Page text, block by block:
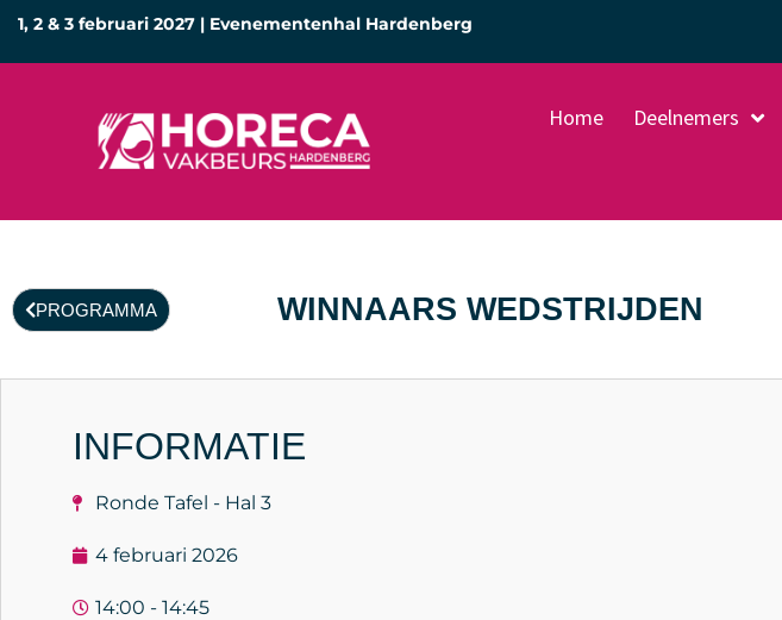
1, 2 & 3 februari 2027 | Evenementenhal Hardenberg
Home Deelnemers
PROGRAMMA WINNAARS WEDSTRIJDEN
INFORMATIE
Ronde Tafel - Hal 3
4 februari 2026
14:00 - 14:45